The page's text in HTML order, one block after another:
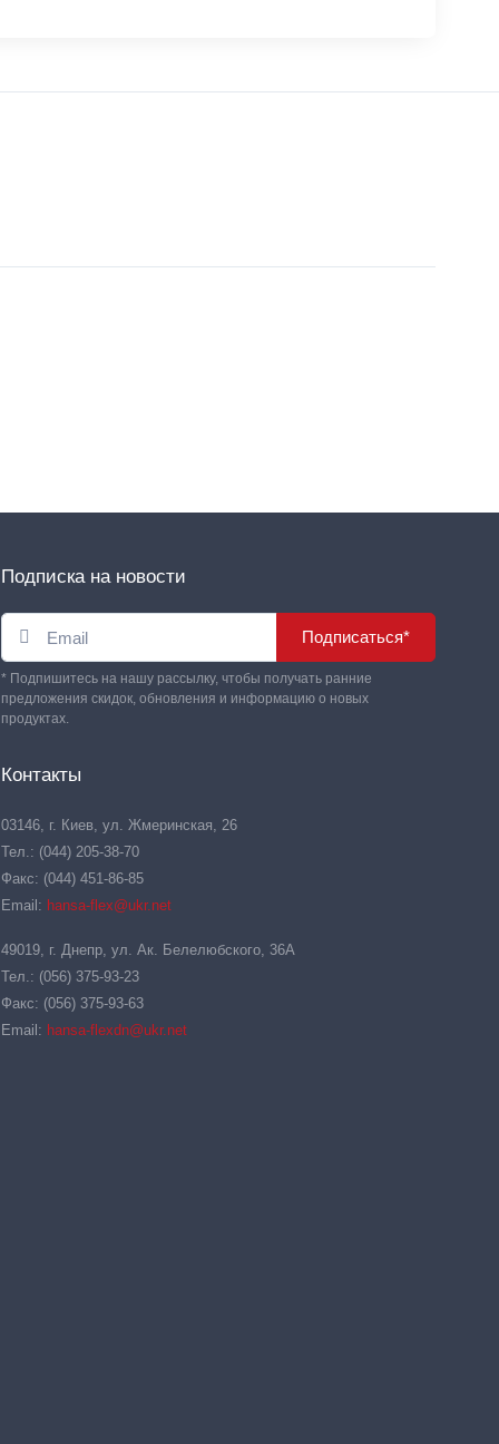
Подписка на новости
Подписаться*
* Подпишитесь на нашу рассылку, чтобы получать ранние
предложения скидок, обновления и информацию о новых
продуктах.
Контакты
03146, г. Киев, ул. Жмеринская, 26
Тел.: (044) 205-38-70
Факс: (044) 451-86-85
Email: hansa-flex@ukr.net
49019, г. Днепр, ул. Ак. Белелюбского, 36А
Тел.: (056) 375-93-23
Факс: (056) 375-93-63
Email: hansa-flexdn@ukr.net